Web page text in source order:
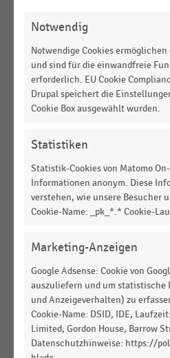
EBITDA des
Coolblue in Europa
APOTHEKEN |STATISTIK
EBITDA des
Regionen (2019-2025)
DISCOUNTER|
EBITDA des britischen
Vertriebslinien (2015/
PARFÜMERIEN|STATISTIK
EBITDA der
Quartalen (Q1 2021/
LEBENSMITTELHANDEL|
Ergebnis der
(2015-2025)
Notwendig
Notwendige Cookies
und sind für die einwandfreie
erforderlich. EU Cookie
Drupal speichert die
Cookie Box ausgewählt wurden.
Statistiken
Statistik-Cookies von Matomo
Informationen anonym. Diese
verstehen, wie unsere Besucher
Cookie-Name: _pk_*.* Cookie-
Marketing-Anzeigen
Google Adsense: Cookie von
auszuliefern und um statistische
und Anzeigeverhalten) zu
Cookie-Name: DSID, IDE,
Limited, Gordon House, Barrow
Datenschutzhinweise: https://